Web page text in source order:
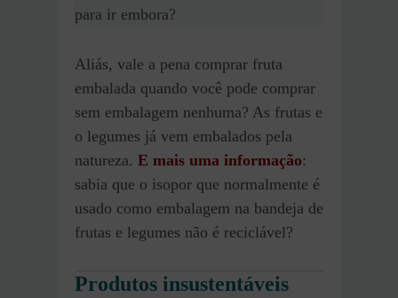
para ir embora?
Aliás, vale a pena comprar fruta
embalada quando você pode comprar
sem embalagem nenhuma? As frutas e
o legumes já vem embalados pela
natureza. E mais uma informação:
sabia que o isopor que normalmente é
usado como embalagem na bandeja de
frutas e legumes não é reciclável?
Produtos insustentáveis